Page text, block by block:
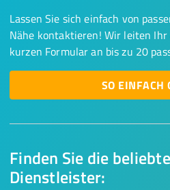
Finden Sie die
Dienstleister:
Lassen Sie sich einfach von
Nähe kontaktieren! Wir leiten Ihr
kurzen Formular an bis zu 20
SO EINFACH